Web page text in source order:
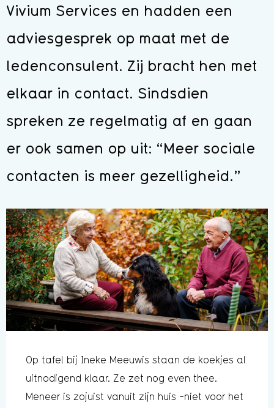
Vivium Services en hadden een
adviesgesprek op maat met de
ledenconsulent. Zij bracht hen met
elkaar in contact. Sindsdien
spreken ze regelmatig af en gaan
er ook samen op uit: “Meer sociale
contacten is meer gezelligheid.”
Op tafel bij Ineke Meeuwis staan de koekjes al
uitnodigend klaar. Ze zet nog even thee.
Meneer is zojuist vanuit zijn huis -niet voor het